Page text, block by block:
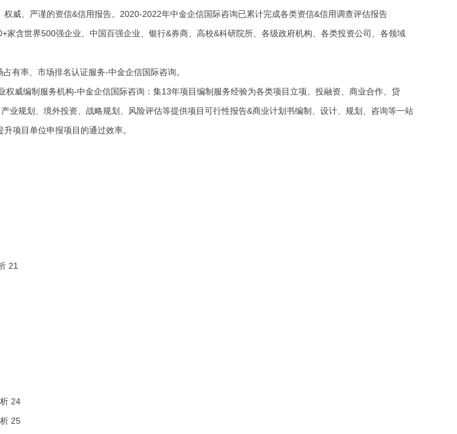
威、严谨的资信&信用报告。2020-2022年中金企信国际咨询已累计完成各类资信&信用调查评估报告
家含世界500强企业、中国百强企业、银行&券商、高校&科研院所、各级政府机构、各类投资公司、各领域
有率、市场排名认证服务-中金企信国际咨询。
权威编制服务机构-中金企信国际咨询：集13年项目编制服务经验为各类项目立项、投融资、商业合作、贷
业规划、境外投资、战略规划、风险评估等提供项目可行性报告&商业计划书编制、设计、规划、咨询等一站
项目单位申报项目的通过效率。
21
24
25